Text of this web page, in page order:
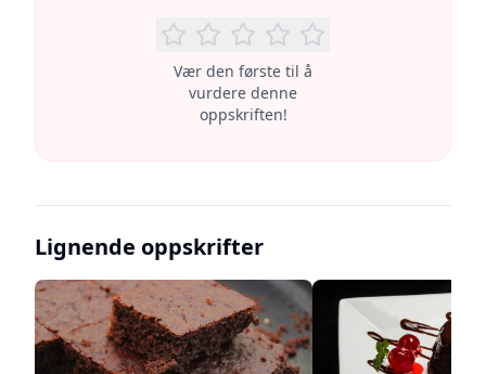
Vær den første til å
vurdere denne
oppskriften!
Lignende oppskrifter